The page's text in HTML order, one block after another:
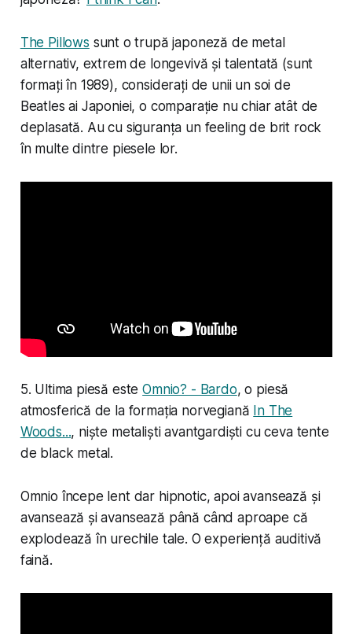
The Pillows sunt o trupă japoneză de metal
alternativ, extrem de longevivă și talentată (sunt
formați în 1989), considerați de unii un soi de
Beatles ai Japoniei, o comparație nu chiar atât de
deplasată. Au cu siguranța un feeling de brit rock
în multe dintre piesele lor.
5. Ultima piesă esteOmnio? - Bardo, o piesă
atmosferică de la formația norvegiană In The
Woods..., niște metaliști avantgardiști cu ceva tente
de black metal.
Omnio începe lent dar hipnotic, apoi avansează și
avansează și avansează până când aproape că
explodează în urechile tale. O experiență auditivă
faină.